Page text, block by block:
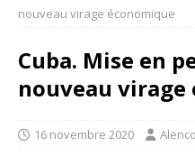
nouveau virage économique
Cuba. Mise en
nouveau virage
16 novembre 2020